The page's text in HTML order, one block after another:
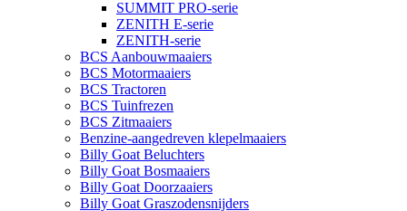
SUMMIT PRO-serie
ZENITH E-serie
ZENITH-serie
BCS Aanbouwmaaiers
BCS Motormaaiers
BCS Tractoren
BCS Tuinfrezen
BCS Zitmaaiers
Benzine-aangedreven klepelmaaiers
Billy Goat Beluchters
Billy Goat Bosmaaiers
Billy Goat Doorzaaiers
Billy Goat Graszodensnijders